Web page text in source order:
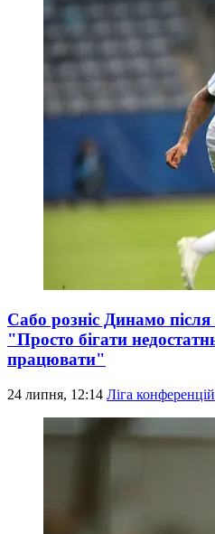
Сабо розніс Динамо
"Просто бігати
працювати"
24 липня, 12:14 Ліга конференцій